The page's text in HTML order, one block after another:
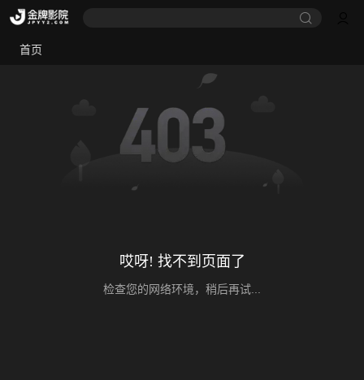
首页
哎呀! 找不到页面了
检查您的网络环境，稍后再试...